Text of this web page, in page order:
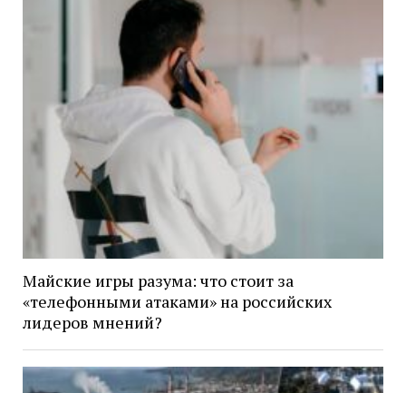
Майские игры разума: что стоит за
«телефонными атаками» на российских
лидеров мнений?